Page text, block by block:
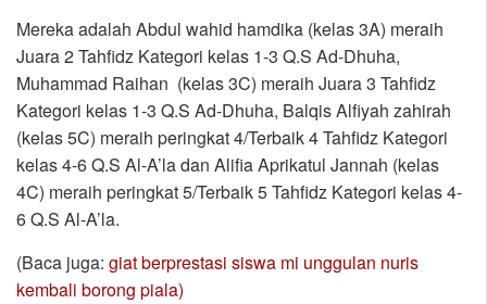
Mereka adalah Abdul wahid hamdika (kelas 3A) meraih
Juara 2 Tahfidz Kategori kelas 1-3 Q.S Ad-Dhuha,
Muhammad Raihan (kelas 3C) meraih Juara 3 Tahfidz
Kategori kelas 1-3 Q.S Ad-Dhuha, Balqis Alfiyah zahirah
(kelas 5C) meraih peringkat 4/Terbaik 4 Tahfidz Kategori
kelas 4-6 Q.S Al-A’la dan Alifia Aprikatul Jannah (kelas
4C) meraih peringkat 5/Terbaik 5 Tahfidz Kategori kelas 4-
6 Q.S Al-A’la.
(Baca juga: giat berprestasi siswa mi unggulan nuris
kembali borong piala)